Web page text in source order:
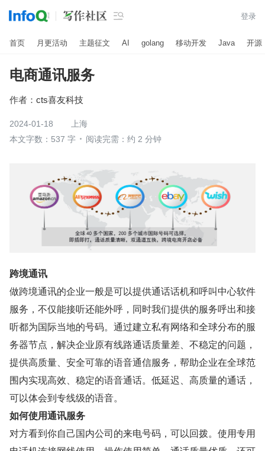
 登录
首页 月更活动 主题征文 AI golang 移动开发 Java 开源
电商通讯服务
作者： cts喜友科技
2024-01-18
上海
本文字数：537 字
阅读完需：约 2 分钟
跨境通讯
做跨境通讯的企业一般是可以提供通话话机和呼叫中心软件
服务，不仅能接听还能外呼，同时我们提供的服务呼出和接
听都为国际当地的号码。通过建立私有网络和全球分布的服
务器节点，解决企业原有线路通话质量差、不稳定的问题，
提供高质量、安全可靠的语音通信服务，帮助企业在全球范
围内实现高效、稳定的语音通话。低延迟、高质量的通话，
可以体会到专线级的语音。
如何使用通讯服务
对方看到你自己国内公司的来电号码，可以回拨。使用专用